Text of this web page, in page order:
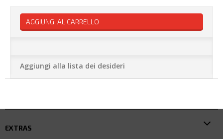
AGGIUNGI AL CARRELLO
Aggiungi alla lista dei desideri
EXTRAS